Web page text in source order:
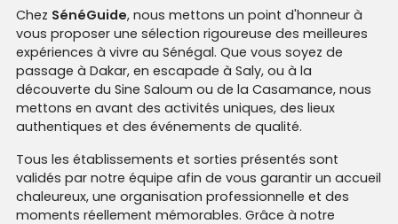
Chez SénéGuide, nous mettons un point d'honneur à
vous proposer une sélection rigoureuse des meilleures
expériences à vivre au Sénégal. Que vous soyez de
passage à Dakar, en escapade à Saly, ou à la
découverte du Sine Saloum ou de la Casamance, nous
mettons en avant des activités uniques, des lieux
authentiques et des événements de qualité.
Tous les établissements et sorties présentés sont
validés par notre équipe afin de vous garantir un accueil
chaleureux, une organisation professionnelle et des
moments réellement mémorables. Grâce à notre